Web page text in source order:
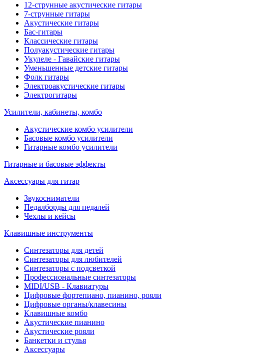
12-струнные акустические гитары
7-струнные гитары
Акустические гитары
Бас-гитары
Классические гитары
Полуакустические гитары
Укулеле - Гавайские гитары
Уменьшенные детские гитары
Фолк гитары
Электроакустические гитары
Электрогитары
Усилители, кабинеты, комбо
Акустические комбо усилители
Басовые комбо усилители
Гитарные комбо усилители
Гитарные и басовые эффекты
Аксессуары для гитар
Звукосниматели
Педалборды для педалей
Чехлы и кейсы
Клавишные инструменты
Синтезаторы для детей
Синтезаторы для любителей
Синтезаторы с подсветкой
Профессиональные синтезаторы
MIDI/USB - Клавиатуры
Цифровые фортепиано, пианино, рояли
Цифровые органы/клавесины
Клавишные комбо
Акустические пианино
Акустические рояли
Банкетки и стулья
Аксессуары